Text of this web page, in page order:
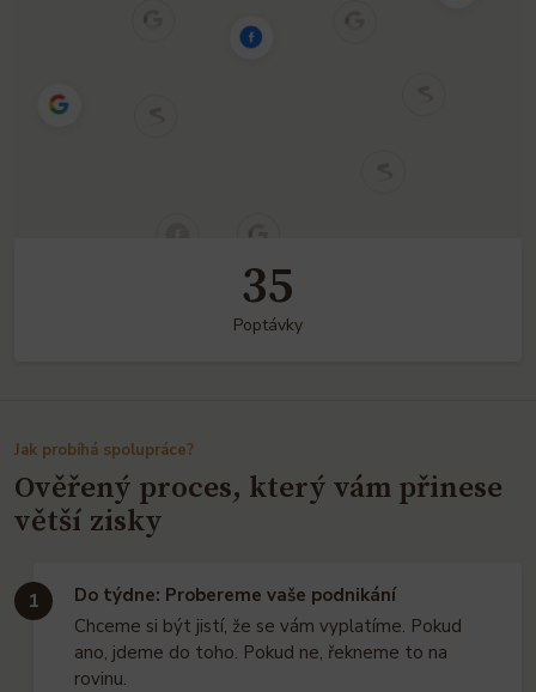
36
Poptávky
Jak probíhá spolupráce?
Ověřený proces, který vám přinese
větší zisky
1
Do týdne: Probereme vaše podnikání
Chceme si být jistí, že se vám vyplatíme. Pokud
ano, jdeme do toho. Pokud ne, řekneme to na
rovinu.